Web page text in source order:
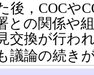
，COCや
との関係や
交換が行わ
議論の続き